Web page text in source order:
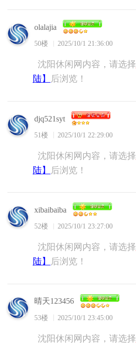
olalajia
50楼 2025/10/1 21:36:00
沈阳休闲网内容，请选择
陆】
后浏览！
djq521syt
51楼 2025/10/1 22:29:00
沈阳休闲网内容，请选择
陆】
后浏览！
xibaibaiba
52楼 2025/10/1 23:27:00
沈阳休闲网内容，请选择
陆】
后浏览！
晴天123456
53楼 2025/10/1 23:45:00
沈阳休闲网内容，请选择